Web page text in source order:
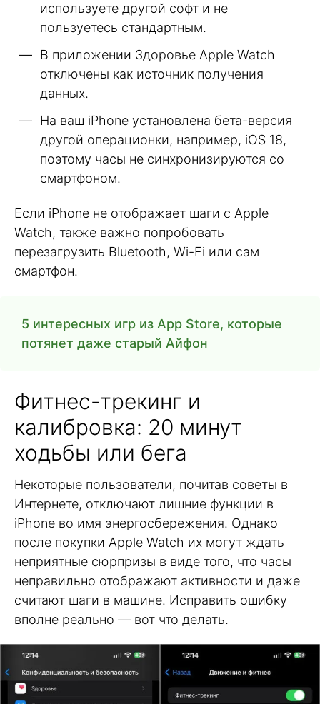
используете другой софт и не
пользуетесь стандартным.
В приложении Здоровье Apple Watch
отключены как источник получения
данных.
На ваш iPhone установлена бета-версия
другой операционки, например, iOS 18,
поэтому часы не синхронизируются со
смартфоном.
Если iPhone не отображает шаги с Apple
Watch, также важно попробовать
перезагрузить Bluetooth, Wi-Fi или сам
смартфон.
5 интересных игр из App Store, которые
потянет даже старый Айфон
Фитнес-трекинг и
калибровка: 20 минут
ходьбы или бега
Некоторые пользователи, почитав советы в
Интернете, отключают лишние функции в
iPhone во имя энергосбережения. Однако
после покупки Apple Watch их могут ждать
неприятные сюрпризы в виде того, что часы
неправильно отображают активности и даже
считают шаги в машине. Исправить ошибку
вполне реально — вот что делать.